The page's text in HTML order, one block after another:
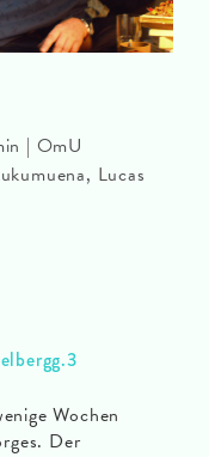
Wochen
Der
| OmU
Lucas